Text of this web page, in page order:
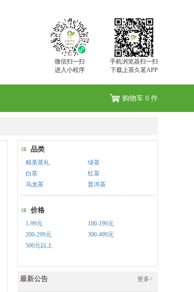
手机浏览器扫一扫
下载上茶久茗APP
微信扫一扫
进入小程序
购物车 0 件
品类
精美茶礼
绿茶
白茶
红茶
乌龙茶
普洱茶
价格
1-99元
100-199元
200-299元
300-499元
500元以上
最新公告 更多>